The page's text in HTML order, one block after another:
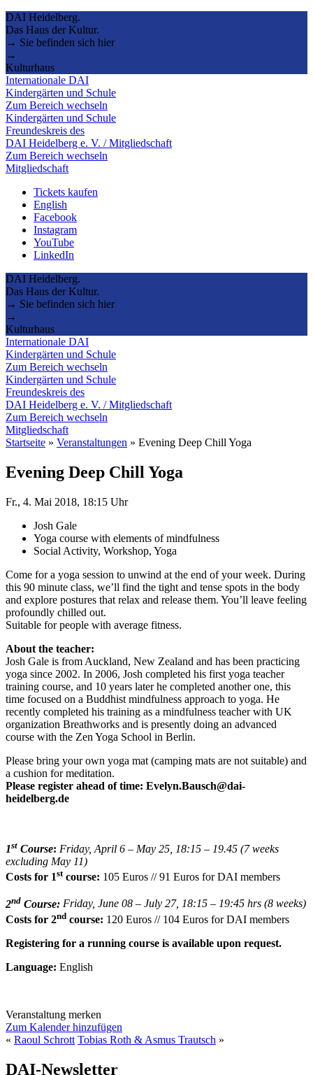
DAI Heidelberg.
Das Haus der Kultur.
→ Sie befinden sich hier
→
Kulturhaus
Internationale DAI
Kindergärten und Schule
Zum Bereich wechseln
Kindergärten und Schule
Freundeskreis des
DAI Heidelberg e. V. / Mitgliedschaft
Zum Bereich wechseln
Mitgliedschaft
Tickets kaufen
English
Facebook
Instagram
YouTube
LinkedIn
DAI Heidelberg.
Das Haus der Kultur.
→ Sie befinden sich hier
→
Kulturhaus
Internationale DAI
Kindergärten und Schule
Zum Bereich wechseln
Kindergärten und Schule
Freundeskreis des
DAI Heidelberg e. V. / Mitgliedschaft
Zum Bereich wechseln
Mitgliedschaft
Startseite » Veranstaltungen » Evening Deep Chill Yoga
Evening Deep Chill Yoga
Fr., 4. Mai 2018, 18:15 Uhr
Josh Gale
Yoga course with elements of mindfulness
Social Activity, Workshop, Yoga
Come for a yoga session to unwind at the end of your week. During
this 90 minute class, we’ll find the tight and tense spots in the body
and explore postures that relax and release them. You’ll leave feeling
profoundly chilled out.
Suitable for people with average fitness.
About the teacher:
Josh Gale is from Auckland, New Zealand and has been practicing
yoga since 2002. In 2006, Josh completed his first yoga teacher
training course, and 10 years later he completed another one, this
time focused on a Buddhist mindfulness approach to yoga. He
recently completed his training as a mindfulness teacher with UK
organization Breathworks and is presently doing an advanced
course with the Zen Yoga School in Berlin.
Please bring your own yoga mat (camping mats are not suitable) and
a cushion for meditation.
Please register ahead of time: Evelyn.Bausch@dai-
heidelberg.de
1st Course: Friday, April 6 – May 25, 18:15 – 19.45 (7 weeks
excluding May 11)
Costs for 1stcourse: 105 Euros // 91 Euros for DAI members
2nd Course: Friday, June 08 – July 27, 18:15 – 19:45 hrs (8 weeks)
Costs for 2nd course: 120 Euros // 104 Euros for DAI members
Registering for a running course is available upon request.
Language: English
Veranstaltung merken
Zum Kalender hinzufügen
« Raoul Schrott Tobias Roth & Asmus Trautsch »
DAI-Newsletter